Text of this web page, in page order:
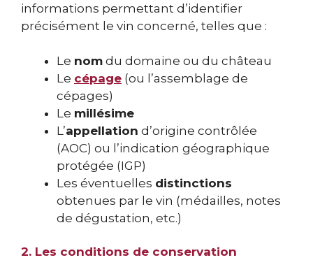
informations permettant d’identifier
précisément le vin concerné, telles que :
Le nom du domaine ou du château
Le cépage (ou l’assemblage de
cépages)
Le millésime
L’appellation d’origine contrôlée
(AOC) ou l’indication géographique
protégée (IGP)
Les éventuelles distinctions
obtenues par le vin (médailles, notes
de dégustation, etc.)
2. Les conditions de conservation